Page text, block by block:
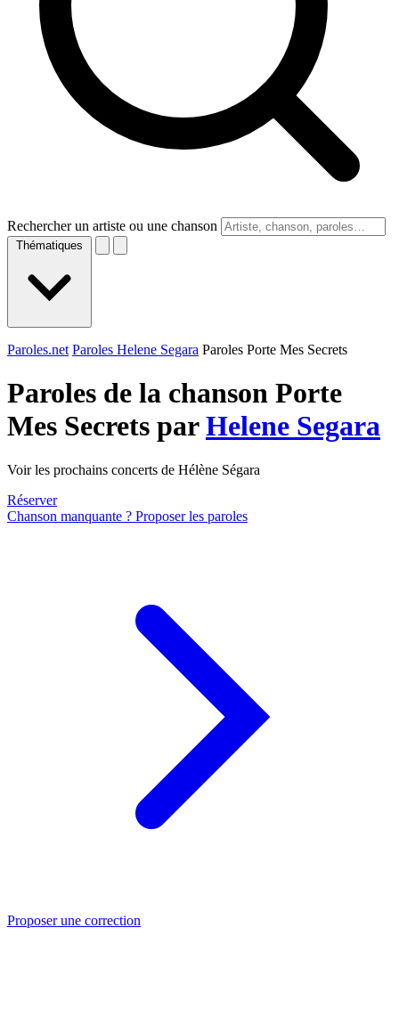
Rechercher un artiste ou une chanson
Thématiques
Paroles.net Paroles Helene Segara Paroles Porte Mes Secrets
Paroles de la chanson Porte
Mes Secrets parHelene Segara
Voir les prochains concerts de Hélène Ségara
Réserver
Chanson manquante ? Proposer les paroles
Proposer une correction